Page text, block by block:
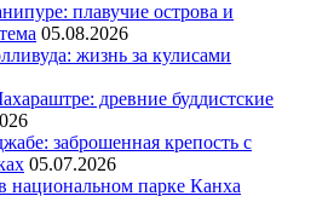
плавучие острова и
05.08.2026
жизнь за кулисами
древние буддистские
заброшенная крепость с
05.07.2026
национальном парке Канха